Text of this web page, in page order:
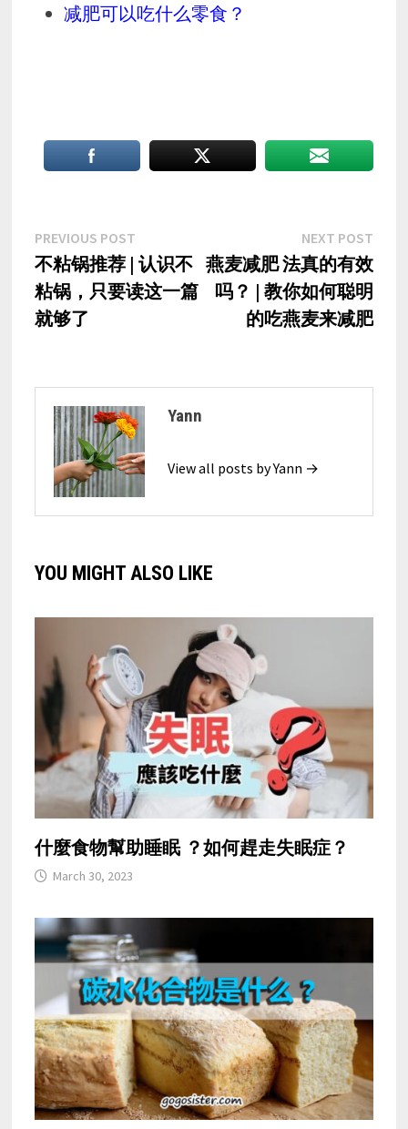
减肥可以吃什么零食？
Post
navigation
PREVIOUS POSTPrevious
post:
不粘锅推荐 | 认识不
粘锅，只要读这一篇
就够了
NEXT POST
燕麦减肥 法真的有效
吗？ | 教你如何聪明
的吃燕麦来减肥
Yann
View all posts by Yann →
YOU MIGHT ALSO LIKE
什麼食物幫助睡眠 ？如何趕走失眠症？
March 30, 2023